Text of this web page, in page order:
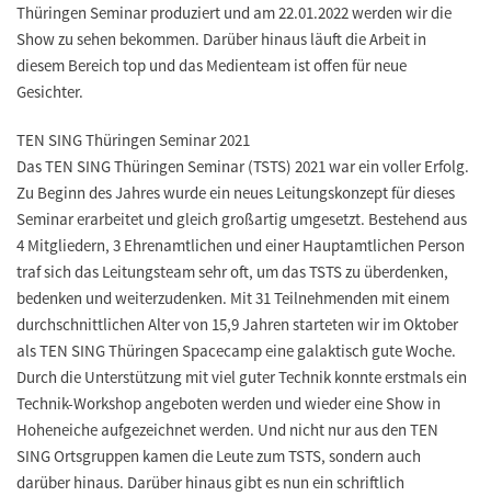
Thüringen Seminar produziert und am 22.01.2022 werden wir die
Show zu sehen bekommen. Darüber hinaus läuft die Arbeit in
diesem Bereich top und das Medienteam ist offen für neue
Gesichter.
TEN SING Thüringen Seminar 2021
Das TEN SING Thüringen Seminar (TSTS) 2021 war ein voller Erfolg.
Zu Beginn des Jahres wurde ein neues Leitungskonzept für dieses
Seminar erarbeitet und gleich großartig umgesetzt. Bestehend aus
4 Mitgliedern, 3 Ehrenamtlichen und einer Hauptamtlichen Person
traf sich das Leitungsteam sehr oft, um das TSTS zu überdenken,
bedenken und weiterzudenken. Mit 31 Teilnehmenden mit einem
durchschnittlichen Alter von 15,9 Jahren starteten wir im Oktober
als TEN SING Thüringen Spacecamp eine galaktisch gute Woche.
Durch die Unterstützung mit viel guter Technik konnte erstmals ein
Technik-Workshop angeboten werden und wieder eine Show in
Hoheneiche aufgezeichnet werden. Und nicht nur aus den TEN
SING Ortsgruppen kamen die Leute zum TSTS, sondern auch
darüber hinaus. Darüber hinaus gibt es nun ein schriftlich